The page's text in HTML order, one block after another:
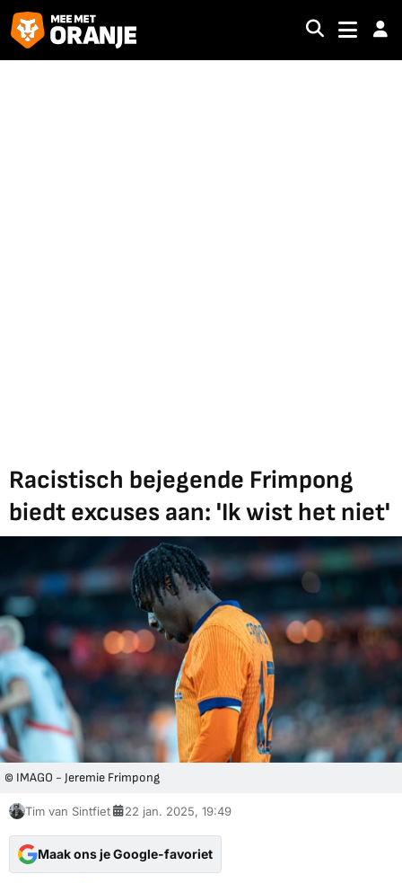
Racistisch bejegende Frimpong
biedt excuses aan: 'Ik wist het niet'
© IMAGO - Jeremie Frimpong
Tim van Sintfiet 22 jan. 2025, 19:49
Maak ons je Google-favoriet